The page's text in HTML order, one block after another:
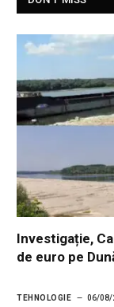
Investigație,
de euro pe
TEHNOLOGIE 06/08/